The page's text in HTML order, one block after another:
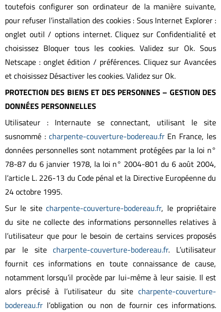
toutefois configurer son ordinateur de la manière suivante,
pour refuser l’installation des cookies : Sous Internet Explorer :
onglet outil / options internet. Cliquez sur Confidentialité et
choisissez Bloquer tous les cookies. Validez sur Ok. Sous
Netscape : onglet édition / préférences. Cliquez sur Avancées
et choisissez Désactiver les cookies. Validez sur Ok.
PROTECTION DES BIENS ET DES PERSONNES – GESTION DES
DONNÉES PERSONNELLES
Utilisateur : Internaute se connectant, utilisant le site
susnommé : charpente-couverture-bodereau.frEn France, les
données personnelles sont notamment protégées par la loi n°
78-87 du 6 janvier 1978, la loi n° 2004-801 du 6 août 2004,
l’article L. 226-13 du Code pénal et la Directive Européenne du
24 octobre 1995.
Sur le sitecharpente-couverture-bodereau.fr, le propriétaire
du site ne collecte des informations personnelles relatives à
l’utilisateur que pour le besoin de certains services proposés
par le sitecharpente-couverture-bodereau.fr. L’utilisateur
fournit ces informations en toute connaissance de cause,
notamment lorsqu’il procède par lui-même à leur saisie. Il est
alors précisé à l’utilisateur du site charpente-couverture-
bodereau.fr l’obligation ou non de fournir ces informations.